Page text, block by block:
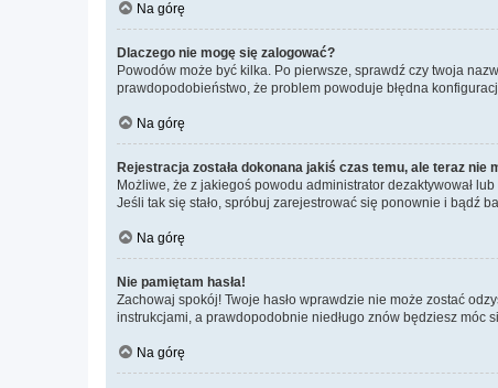
Na górę
Dlaczego nie mogę się zalogować?
Powodów może być kilka. Po pierwsze, sprawdź czy twoja
prawdopodobieństwo, że problem powoduje błędna
Na górę
Rejestracja została dokonana jakiś czas temu, ale teraz nie
Możliwe, że z jakiegoś powodu administrator dezaktywował
Jeśli tak się stało, spróbuj zarejestrować się ponownie i bądź
Na górę
Nie pamiętam hasła!
Zachowaj spokój! Twoje hasło wprawdzie nie może zostać
instrukcjami, a prawdopodobnie niedługo znów będziesz móc
Na górę